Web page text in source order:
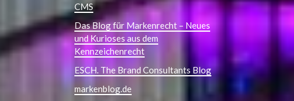
CMS
Das Blog für Markenrecht – Neues
und Kurioses aus dem
Kennzeichenrecht
ESCH. The Brand Consultants Blog
markenblog.de